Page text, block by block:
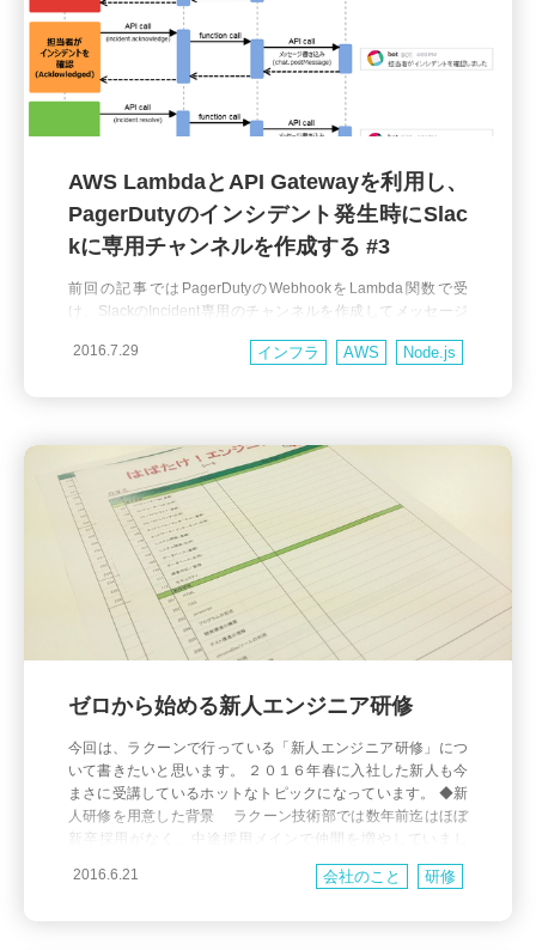
AWS LambdaとAPI Gatewayを利用し、
PagerDutyのインシデント発生時にSlac
kに専用チャンネルを作成する #3
前回の記事ではPagerDutyのWebhookをLambda関数で受
け、SlackのIncident専用のチャンネルを作成してメッセージ
をarchiveしたりするところまでご紹介しました。 大まかにま
2016.7.29 インフラ AWS Node.js
ゼロから始める新人エンジニア研修
今回は、ラクーンで行っている「新人エンジニア研修」につ
いて書きたいと思います。 ２０１６年春に入社した新人も今
まさに受講しているホットなトピックになっています。 ◆新
人研修を用意した背景 ラクーン技術部では数年前迄はほぼ
新卒採用がなく、中途採用メインで仲間を増やしていまし
た。その為、ある程度の開発力や調査力が新人さん側にある
ことも多くて、教育はいきなりOJT。「分からないところは聴
2016.6.21 会社のこと 研修